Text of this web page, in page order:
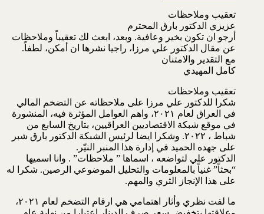
تعقيب وملاحظات
عزيزي الدكتور بارق المحترم
أرجو ان تكون بخير وعافية. وبعد، ابعث لك تعقيباً وملاحظات
عن مقال الدكتور علي مرزا، راجيا نشرها ان أمكن، لطفاً.
مع التقدير والامتنان
كامل المهيدي
تعقيب وملاحظات
شكرا للدكتور علي مرزا على ملاحظاته عن التضخم المالي
في العراق لعام ٢٠٢١، واهم العوامل المؤثرة فيه، المنشورة
في موقع شبكة الاقتصاديين العراقيين، بتاريخ السابع من
شباط ، ٢٠٢٢. وشكرا ايضا لرئيس الشبكة الدكتور بارق شبر
على جهده الحميد في إدارة هذا المنبر النيّر.
الدكتور علي لتواضعه ، اسماها ” ملاحظات” . وانا اسميها
“بحثاً” غنياً بالمعلومات والتحليل الموضوعي الرصين. شكرا له
على هذا الإنجاز الثري والمهم.
ما لفت نظري وأثار اهتمامي هي ارقام التضخم لعام ٢٠٢١،